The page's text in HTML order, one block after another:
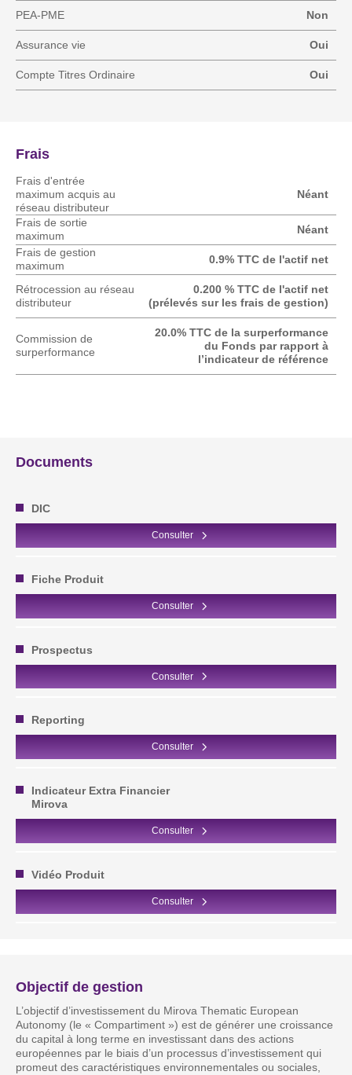
PEA-PME Non
Assurance vie Oui
Compte Titres Ordinaire Oui
Frais
Frais d'entrée
maximum acquis au
réseau distributeur
Néant
Frais de sortie
maximum
Néant
Frais de gestion
maximum
0.9% TTC de l'actif net
Rétrocession au réseau
distributeur
0.200 % TTC de l'actif net
(prélevés sur les frais de gestion)
Commission de
surperformance
20.0% TTC de la surperformance
du Fonds par rapport à
l’indicateur de référence
Documents
DIC
Consulter
Fiche Produit
Consulter
Prospectus
Consulter
Reporting
Consulter
Indicateur Extra Financier
Mirova
Consulter
Vidéo Produit
Consulter
Objectif de gestion
L’objectif d’investissement du Mirova Thematic European
Autonomy (le « Compartiment ») est de générer une croissance
du capital à long terme en investissant dans des actions
européennes par le biais d’un processus d’investissement qui
promeut des caractéristiques environnementales ou sociales,